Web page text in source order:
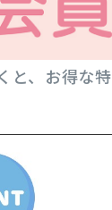
と、お得な